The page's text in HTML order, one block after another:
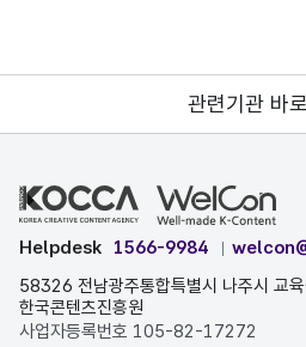
관련기관 바
Helpdesk 1566-9984
58326 전남광주통합특별시 나주시 교
한국콘텐츠진흥원
사업자등록번호 105-82-17272